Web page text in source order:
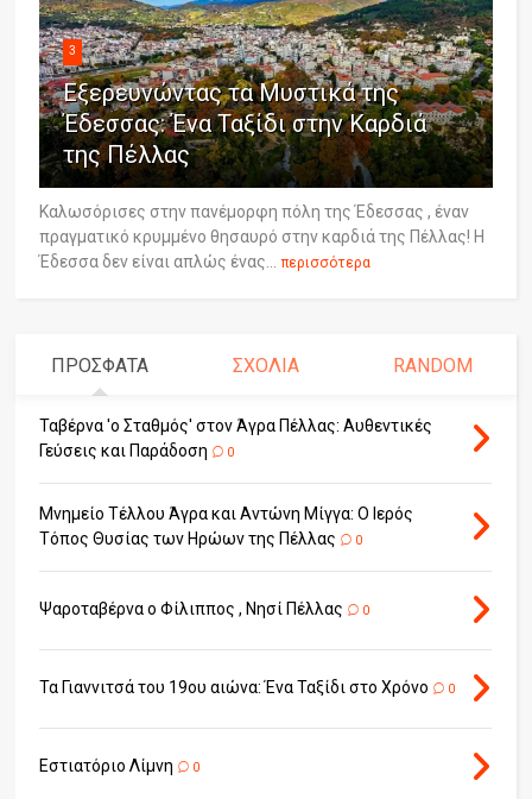
3
Εξερευνώντας τα Μυστικά της
Έδεσσας: Ένα Ταξίδι στην Καρδιά
της Πέλλας
Καλωσόρισες στην πανέμορφη πόλη της Έδεσσας , έναν
πραγματικό κρυμμένο θησαυρό στην καρδιά της Πέλλας! Η
Έδεσσα δεν είναι απλώς ένας... περισσότερα
ΠΡΟΣΦΑΤΑ ΣΧΟΛΙΑ RANDOM
Ταβέρνα 'ο Σταθμός' στον Άγρα Πέλλας: Αυθεντικές
Γεύσεις και Παράδοση
0
Μνημείο Τέλλου Άγρα και Αντώνη Μίγγα: Ο Ιερός
Τόπος Θυσίας των Ηρώων της Πέλλας
0
Ψαροταβέρνα ο Φίλιππος , Νησί Πέλλας 0
Τα Γιαννιτσά του 19ου αιώνα: Ένα Ταξίδι στο Χρόνο 0
Εστιατόριο Λίμνη 0